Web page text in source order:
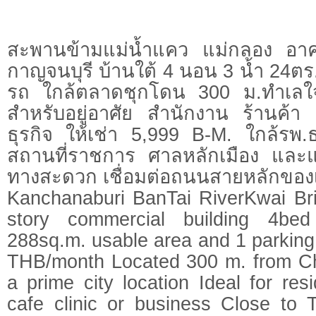
สะพานข้ามแม่น้ำแคว แม่กลอง อ
กาญจนบุรี บ้านใต้ 4 นอน 3 น้ำ 24ต
รถ ใกล้ตลาดชุกโดน 300 ม.ทำเลใ
สำหรับอยู่อาศัย สำนักงาน ร้านค้
ธุรกิจ ให้เช่า 5,999 B-M. ใกล้ร
สถานที่ราชการ ศาลหลักเมือง และ
ทางสะดวก เชื่อมต่อถนนสายหลักขอ
Kanchanaburi BanTai RiverKwai
story commercial building
288sq.m. usable area and 1
THB/month Located 300 m. from
a prime city location Ideal for
cafe clinic or business Close to